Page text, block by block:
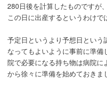
280日後を計算したものですが
この日に出産するというわけで
予定日というより予想日とい
なってもよいように事前に準
院で必要になる持ち物は病院に
から徐々に準備を始めておきま